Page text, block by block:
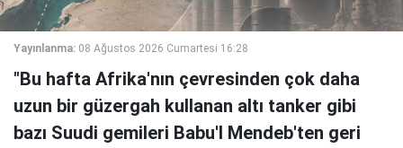
Yayınlanma: 08 Ağustos 2026 Cumartesi 16:28
"Bu hafta Afrika'nın çevresinden çok daha
uzun bir güzergah kullanan altı tanker gibi
bazı Suudi gemileri Babu'l Mendeb'ten geri